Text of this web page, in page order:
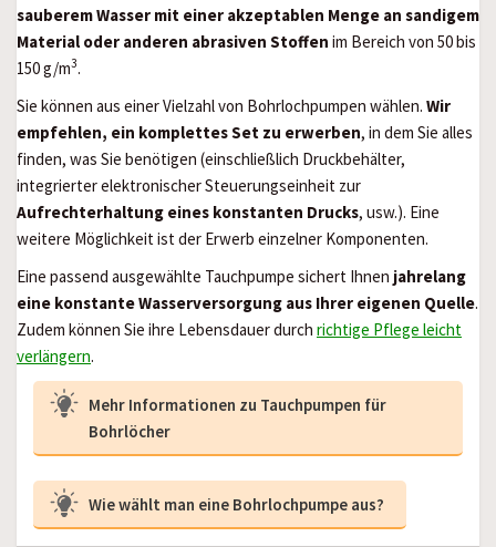
sauberem Wasser mit einer akzeptablen Menge an sandigem
Material oder anderen abrasiven Stoffen im Bereich von 50 bis
150 g/m3.
Sie können aus einer Vielzahl von Bohrlochpumpen wählen. Wir
empfehlen, ein komplettes Set zu erwerben, in dem Sie alles
finden, was Sie benötigen (einschließlich Druckbehälter,
integrierter elektronischer Steuerungseinheit zur
Aufrechterhaltung eines konstanten Drucks, usw.). Eine
weitere Möglichkeit ist der Erwerb einzelner Komponenten.
Eine passend ausgewählte Tauchpumpe sichert Ihnen jahrelang
eine konstante Wasserversorgung aus Ihrer eigenen Quelle.
Zudem können Sie ihre Lebensdauer durch richtige Pflege leicht
verlängern.
Mehr Informationen zu Tauchpumpen für
Bohrlöcher
Wie wählt man eine Bohrlochpumpe aus?